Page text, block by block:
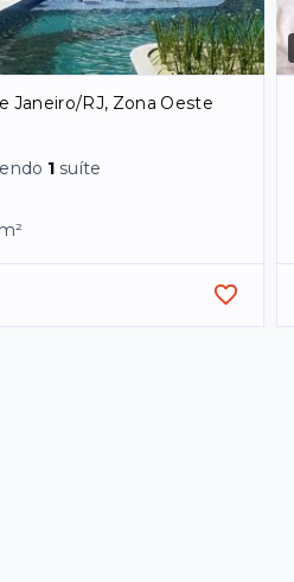
Janeiro/RJ, Zona Oeste
1 suíte
m²